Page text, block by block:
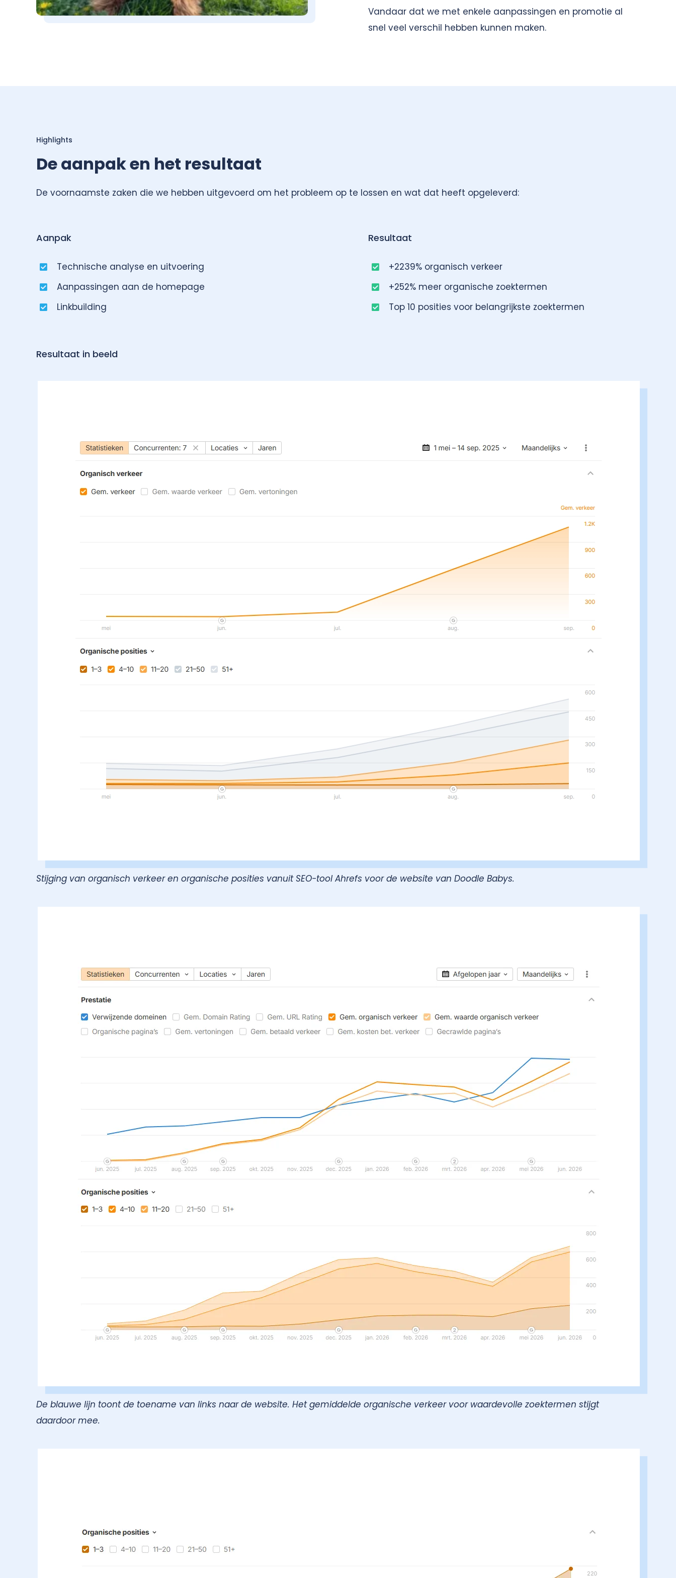
Vandaar dat we met enkele aanpassingen en promotie al
snel veel verschil hebben kunnen maken.
Highlights
De aanpak en het resultaat
De voornaamste zaken die we hebben uitgevoerd om het probleem op te lossen en wat dat heeft opgeleverd:
Aanpak
Technische analyse en uitvoering
Aanpassingen aan de homepage
Linkbuilding
Resultaat
+2239% organisch verkeer
+252% meer organische zoektermen
Top 10 posities voor belangrijkste zoektermen
Resultaat in beeld
Stijging van organisch verkeer en organische posities vanuit SEO-tool Ahrefs voor de website van Doodle Babys.
De blauwe lijn toont de toename van links naar de website. Het gemiddelde organische verkeer voor waardevolle zoektermen stijgt
daardoor mee.